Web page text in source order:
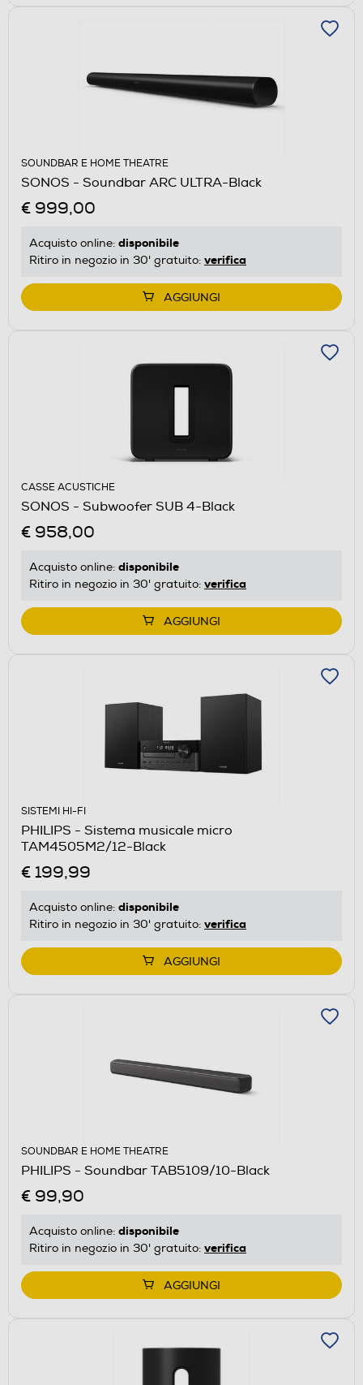
SOUNDBAR E HOME THEATRE
SONOS - Soundbar ARC ULTRA-Black
€ 999,00
Acquisto online: disponibile
Ritiro in negozio in 30' gratuito: verifica
AGGIUNGI
CASSE ACUSTICHE
SONOS - Subwoofer SUB 4-Black
€ 958,00
Acquisto online: disponibile
Ritiro in negozio in 30' gratuito: verifica
AGGIUNGI
SISTEMI HI-FI
PHILIPS - Sistema musicale micro
TAM4505M2/12-Black
€ 199,99
Acquisto online: disponibile
Ritiro in negozio in 30' gratuito: verifica
AGGIUNGI
SOUNDBAR E HOME THEATRE
PHILIPS - Soundbar TAB5109/10-Black
€ 99,90
Acquisto online: disponibile
Ritiro in negozio in 30' gratuito: verifica
AGGIUNGI